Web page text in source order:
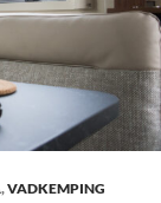
,VADKEMPING